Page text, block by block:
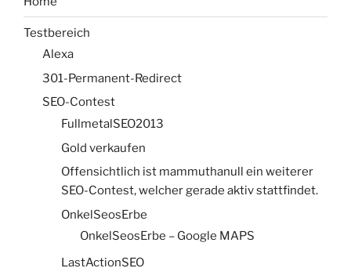
Testbereich
Alexa
301-Permanent-Redirect
SEO-Contest
FullmetalSEO2013
Gold verkaufen
Offensichtlich ist mammuthanull ein weiterer
SEO-Contest, welcher gerade aktiv stattfindet.
OnkelSeosErbe
OnkelSeosErbe – Google MAPS
LastActionSEO